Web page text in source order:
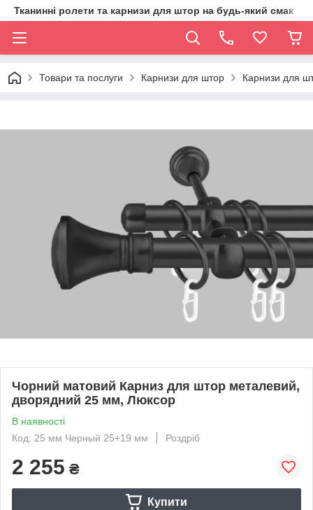
Тканинні ролети та карнизи для штор на будь-який смак
Товари та послуги Карнизи для штор Карнизи для
Чорний матовий Карниз для штор металевий,
дворядний 25 мм, Люксор
В наявності
Код: 25 мм Черный 25+19 мм
Роздріб
2 255 ₴
Купити